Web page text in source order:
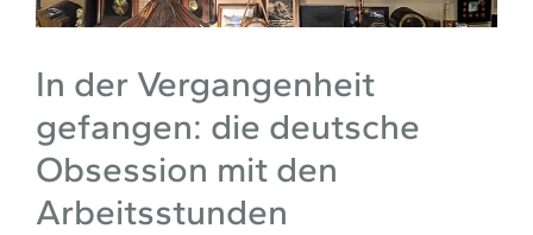
In der Vergangenheit
gefangen: die deutsche
Obsession mit den
Arbeitsstunden